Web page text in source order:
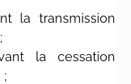
la transmission
la cessation
;